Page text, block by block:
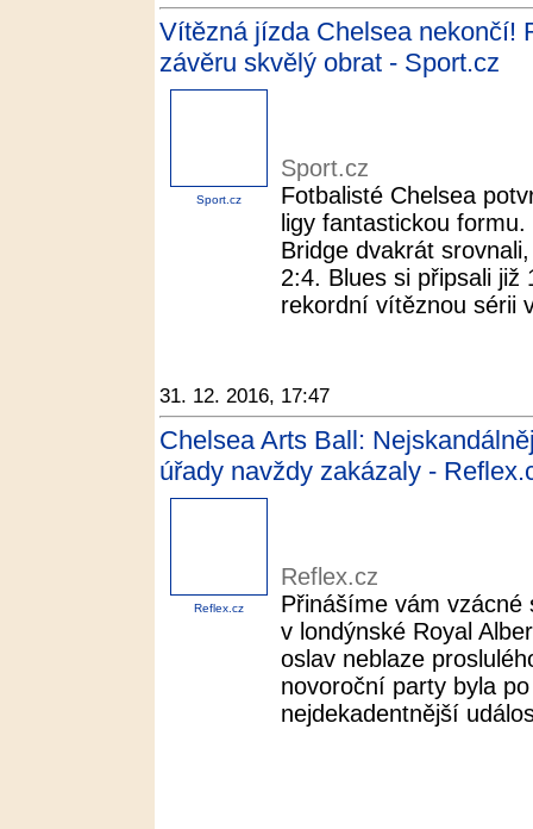
Vítězná jízda Chelsea nekončí!
závěru skvělý obrat - Sport.cz
Sport.cz
Sport.cz
Fotbalisté Chelsea
ligy fantastickou
Bridge dvakrát
2:4. Blues si připsali již
rekordní vítěznou sérii
31. 12. 2016, 17:47
Chelsea Arts Ball:
úřady navždy zakázaly -
Reflex.cz
Reflex.cz
Přinášíme vám
v londýnské Royal
oslav neblaze
novoroční party byla
nejdekadentnější